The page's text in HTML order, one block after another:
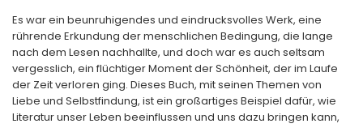
Es war ein beunruhigendes und eindrucksvolles Werk, eine
rührende Erkundung der menschlichen Bedingung, die lange
nach dem Lesen nachhallte, und doch war es auch seltsam
vergesslich, ein flüchtiger Moment der Schönheit, der im Laufe
der Zeit verloren ging. Dieses Buch, mit seinen Themen von
Liebe und Selbstfindung, ist ein großartiges Beispiel dafür, wie
Literatur unser Leben beeinflussen und uns dazu bringen kann,